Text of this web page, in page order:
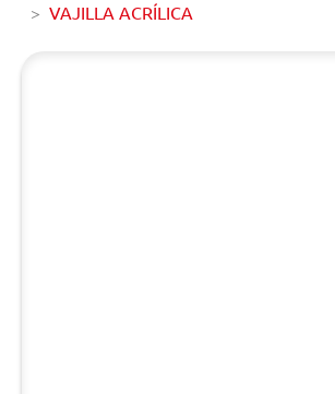
VAJILLA ACRÍLICA